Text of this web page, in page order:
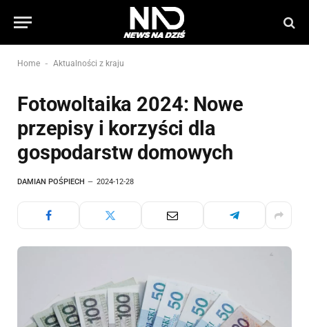
Home - Aktualności z kraju
Fotowoltaika 2024: Nowe
przepisy i korzyści dla
gospodarstw domowych
DAMIAN POŚPIECH 2024-12-28